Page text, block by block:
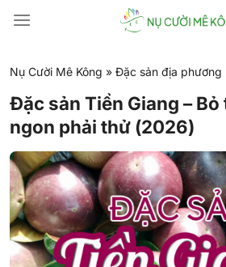
đến
dung
Nụ Cười Mê Kông » Đặc sản địa phương
Đặc sản Tiền Giang –
ngon phải thử (2026)